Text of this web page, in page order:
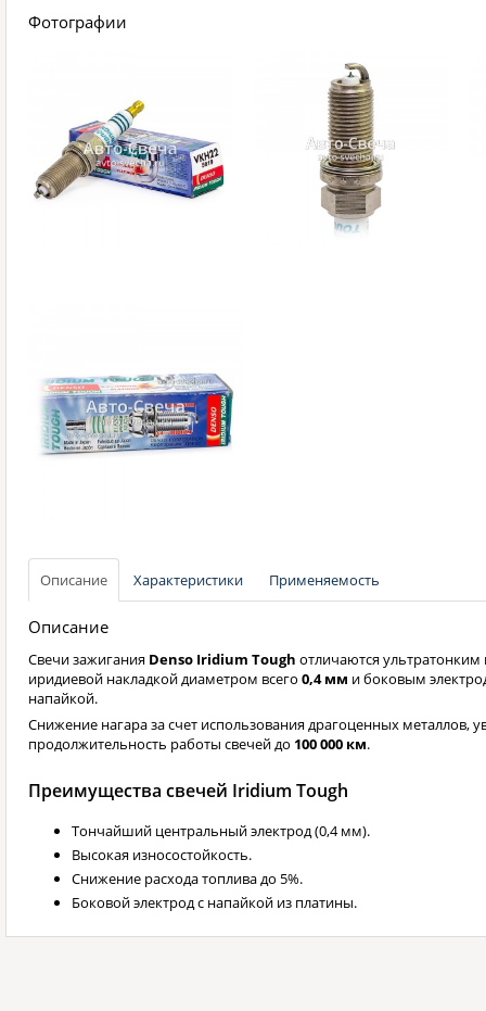
Фотографии
Описание Характеристики Применяемость
Описание
Свечи зажигания Denso Iridium Tough отличаются
иридиевой накладкой диаметром всего 0,4 мм и боковым
напайкой.
Снижение нагара за счет использования драгоценных металлов,
продолжительность работы свечей до 100 000 км.
Преимущества свечей Iridium Tough
Тончайший центральный электрод (0,4 мм).
Высокая износостойкость.
Снижение расхода топлива до 5%.
Боковой электрод с напайкой из платины.